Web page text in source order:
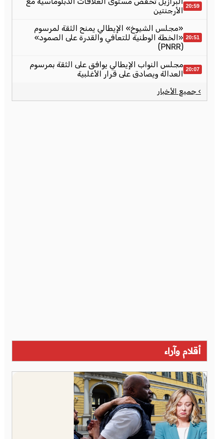
20:59
الأرجنتين
20:51
«مجلس الشيوخ» الإيطالي يمنح الثقة لمرسوم
«الخطة الوطنية للتعافي والقدرة على الصمود»
(PNRR)
20:07 مجلس النواب الإيطالي يوافق على الثقة بمرسوم
العدالة ويصادق على قرار الأغلبية
› جميع الأخبار
أقلام وآراء